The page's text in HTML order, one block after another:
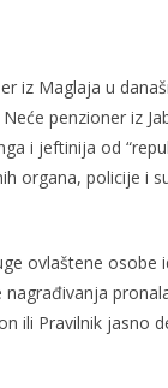
iz Maglaja u
penzioner iz
i jeftinija od
organa, policije i
ovlaštene osobe
ili Pravilnik jasno